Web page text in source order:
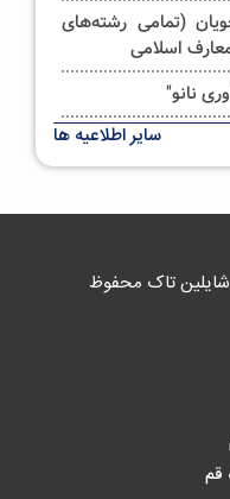
(تمامی رشته‌های
اسلامی
نانو"
معصومه سلام الله
سایر اطلاعیه ها
تاک محفوظ
قم